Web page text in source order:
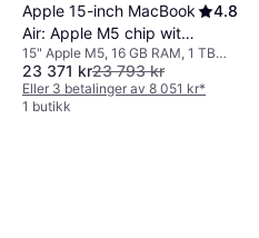
Apple 15-inch MacBook
Air: Apple M5 chip with
10-core CPU and 10-
core GPU, 16GB, 1TB
SSD - Sky Blue (Danish)
4.8
15" Apple M5, 16 GB RAM, 1 TB
SSD
23 371 kr23 793 kr
Eller 3 betalinger av 8 051 kr*
1 butikk